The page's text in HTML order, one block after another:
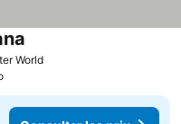
WorldConsulter les prix